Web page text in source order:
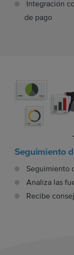
Integración
de pago
Seguimiento
Seguimiento
Analiza las
Recibe